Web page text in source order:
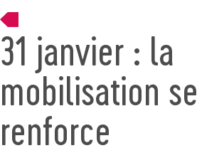
31 janvier : la
mobilisation se
renforce